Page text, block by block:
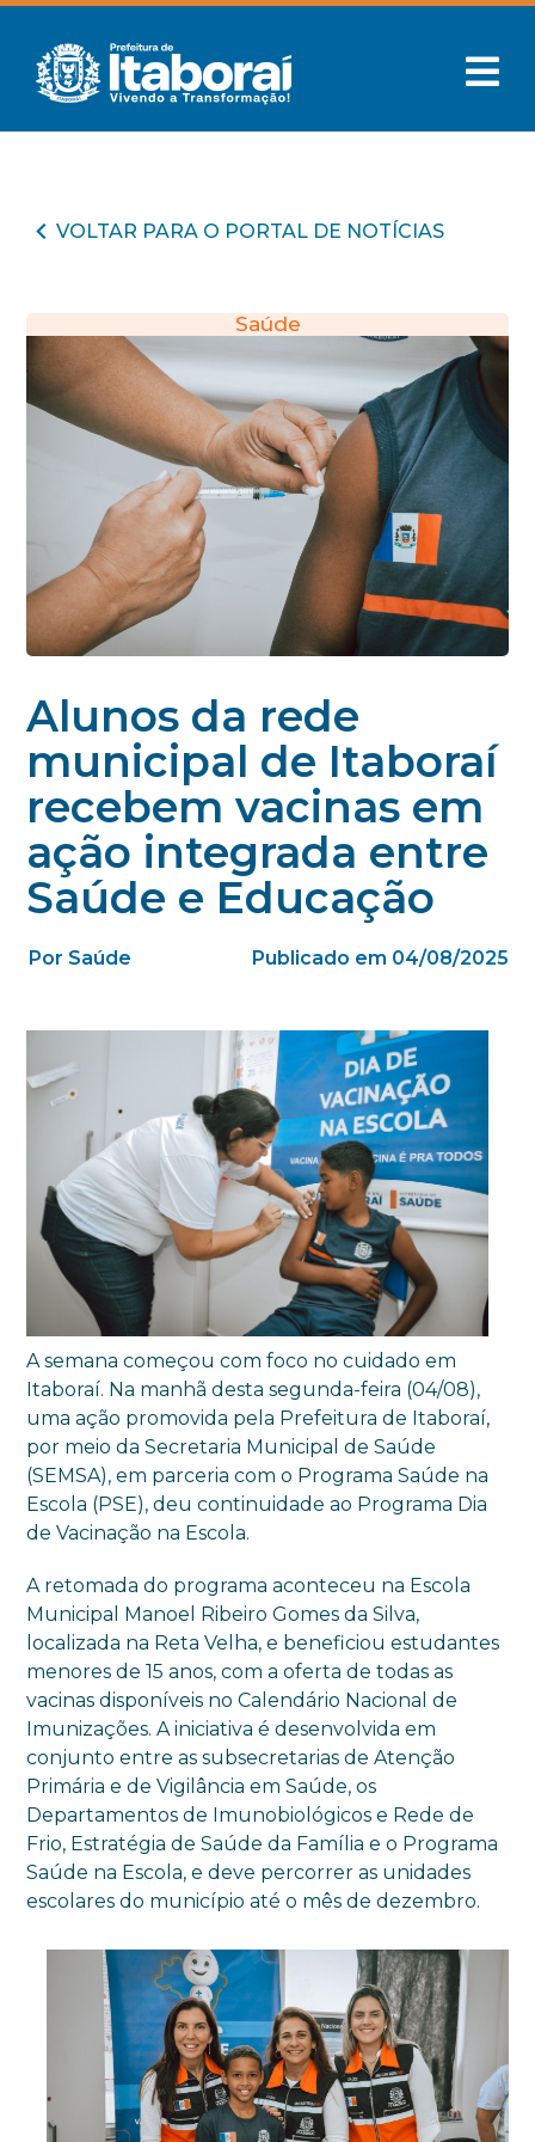
VOLTAR PARA O PORTAL DE NOTÍCIAS
Saúde
Alunos da rede
municipal de Itaboraí
recebem vacinas em
ação integrada entre
Saúde e Educação
Por Saúde Publicado em 04/08/2025
A semana começou com foco no cuidado em
Itaboraí. Na manhã desta segunda-feira (04/08),
uma ação promovida pela Prefeitura de Itaboraí,
por meio da Secretaria Municipal de Saúde
(SEMSA), em parceria com o Programa Saúde na
Escola (PSE), deu continuidade ao Programa Dia
de Vacinação na Escola.
A retomada do programa aconteceu na Escola
Municipal Manoel Ribeiro Gomes da Silva,
localizada na Reta Velha, e beneficiou estudantes
menores de 15 anos, com a oferta de todas as
vacinas disponíveis no Calendário Nacional de
Imunizações. A iniciativa é desenvolvida em
conjunto entre as subsecretarias de Atenção
Primária e de Vigilância em Saúde, os
Departamentos de Imunobiológicos e Rede de
Frio, Estratégia de Saúde da Família e o Programa
Saúde na Escola, e deve percorrer as unidades
escolares do município até o mês de dezembro.